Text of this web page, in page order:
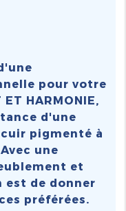
pour votre
HARMONIE,
d'une
pigmenté à
une
et
est de donner
préférées.